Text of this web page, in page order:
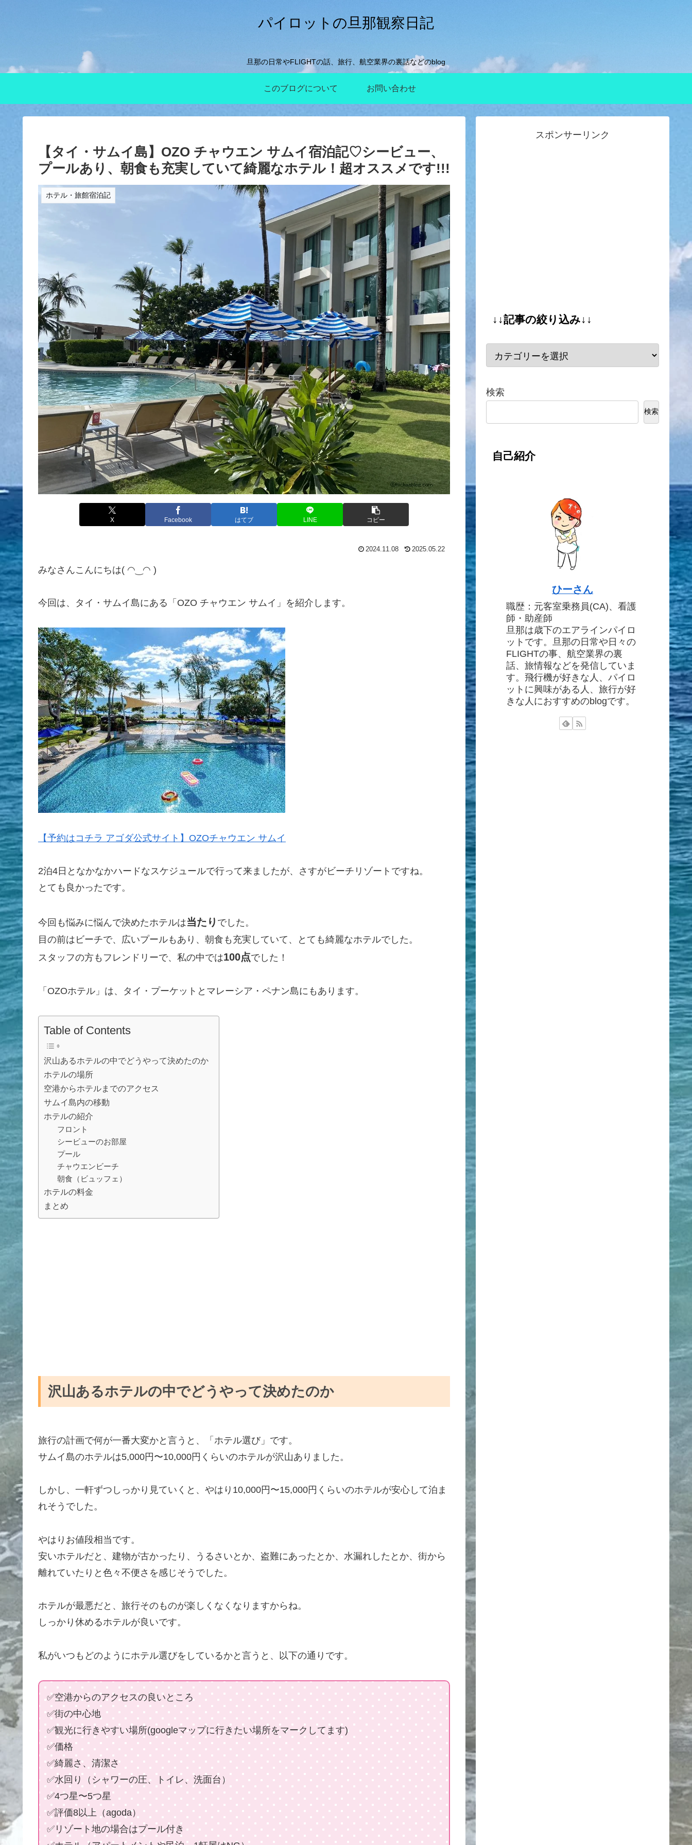
パイロットの旦那観察日記
旦那の日常やFLIGHTの話、旅行、航空業界の裏話などのblog
このブログについて お問い合わせ
【タイ・サムイ島】OZO チャウエン サムイ宿泊記♡シービュー、
プールあり、朝食も充実していて綺麗なホテル！超オススメです!!!
ホテル・旅館宿泊記
X Facebook はてブ LINE コピー
2024.11.08 2025.05.22
みなさんこんにちは( ◠‿◠ )
今回は、タイ・サムイ島にある「OZO チャウエン サムイ」を紹介します。
【予約はコチラ アゴダ公式サイト】OZOチャウエン サムイ
2泊4日となかなかハードなスケジュールで行って来ましたが、さすがビーチリゾートですね。
とても良かったです。
今回も悩みに悩んで決めたホテルは当たり でした。
目の前はビーチで、広いプールもあり、朝食も充実していて、とても綺麗なホテルでした。
スタッフの方もフレンドリーで、私の中では100点でした！
「OZOホテル」は、タイ・プーケットとマレーシア・ペナン島にもあります。
Table of Contents
沢山あるホテルの中でどうやって決めたのか
ホテルの場所
空港からホテルまでのアクセス
サムイ島内の移動
ホテルの紹介
フロント
シービューのお部屋
プール
チャウエンビーチ
朝食（ビュッフェ）
ホテルの料金
まとめ
沢山あるホテルの中でどうやって決めたのか
旅行の計画で何が一番大変かと言うと、「ホテル選び」です。
サムイ島のホテルは5,000円〜10,000円くらいのホテルが沢山ありました。
しかし、一軒ずつしっかり見ていくと、やはり10,000円〜15,000円くらいのホテルが安心して泊ま
れそうでした。
やはりお値段相当です。
安いホテルだと、建物が古かったり、うるさいとか、盗難にあったとか、水漏れしたとか、街から
離れていたりと色々不便さを感じそうでした。
ホテルが最悪だと、旅行そのものが楽しくなくなりますからね。
しっかり休めるホテルが良いです。
私がいつもどのようにホテル選びをしているかと言うと、以下の通りです。
✅空港からのアクセスの良いところ
✅街の中心地
✅観光に行きやすい場所(googleマップに行きたい場所をマークしてます)
✅価格
✅綺麗さ、清潔さ
✅水回り（シャワーの圧、トイレ、洗面台）
✅4つ星〜5つ星
✅評価8以上（agoda）
✅リゾート地の場合はプール付き
スポンサーリンク
↓↓記事の絞り込み↓↓
検索
検索
自己紹介
ひーさん
職歴：元客室乗務員(CA)、看護
師・助産師
旦那は歳下のエアラインパイロ
ットです。旦那の日常や日々の
FLIGHTの事、航空業界の裏
話、旅情報などを発信していま
す。飛行機が好きな人、パイロ
ットに興味がある人、旅行が好
きな人におすすめのblogです。